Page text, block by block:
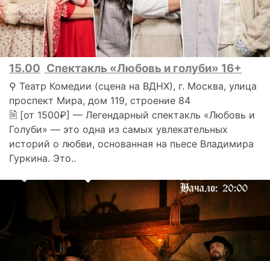
15.00 Спектакль «Любовь и голуби» 16+
⚲ Театр Комедии (сцена на ВДНХ), г. Москва, улица
проспект Мира, дом 119, строение 84
🗎 [от 1500₽] — Легендарный спектакль «Любовь и
Голуби» — это одна из самых увлекательных
историй о любви, основанная на пьесе Владимира
Гуркина. Это..